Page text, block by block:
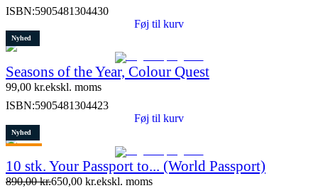
ISBN:5905481304430
Føj til kurv
Nyhed
Seasons of the Year, Colour Quest
99,00 kr.ekskl. moms
ISBN:5905481304423
Føj til kurv
Nyhed
Restparti
9 stk. tilbage
10 stk. Your Passport to... (World Passport)
890,00kr.650,00 kr.ekskl. moms